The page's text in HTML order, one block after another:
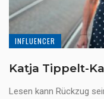
INFLUENCER
Katja Tippelt-
Lesen kann Rückzug